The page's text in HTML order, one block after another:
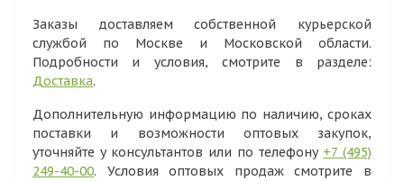
Заказы доставляем собственной курьерской
службой по Москве и Московской области.
Подробности и условия, смотрите в разделе:
Доставка.
Дополнительную информацию по наличию, сроках
поставки и возможности оптовых закупок,
уточняйте у консультантов или по телефону +7 (495)
249-40-00. Условия оптовых продаж смотрите в